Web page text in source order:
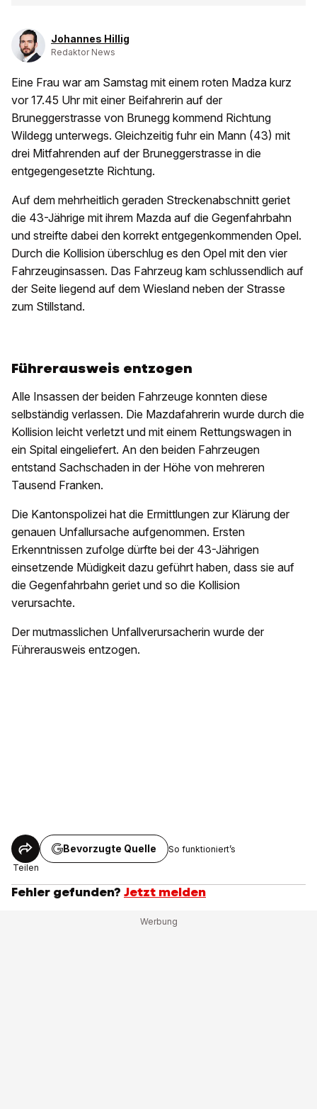
Johannes Hillig
Redaktor News
Eine Frau war am Samstag mit einem roten Madza kurz
vor 17.45 Uhr mit einer Beifahrerin auf der
Bruneggerstrasse von Brunegg kommend Richtung
Wildegg unterwegs. Gleichzeitig fuhr ein Mann (43) mit
drei Mitfahrenden auf der Bruneggerstrasse in die
entgegengesetzte Richtung.
Auf dem mehrheitlich geraden Streckenabschnitt geriet
die 43-Jährige mit ihrem Mazda auf die Gegenfahrbahn
und streifte dabei den korrekt entgegenkommenden Opel.
Durch die Kollision überschlug es den Opel mit den vier
Fahrzeuginsassen. Das Fahrzeug kam schlussendlich auf
der Seite liegend auf dem Wiesland neben der Strasse
zum Stillstand.
Führerausweis entzogen
Alle Insassen der beiden Fahrzeuge konnten diese
selbständig verlassen. Die Mazdafahrerin wurde durch die
Kollision leicht verletzt und mit einem Rettungswagen in
ein Spital eingeliefert. An den beiden Fahrzeugen
entstand Sachschaden in der Höhe von mehreren
Tausend Franken.
Die Kantonspolizei hat die Ermittlungen zur Klärung der
genauen Unfallursache aufgenommen. Ersten
Erkenntnissen zufolge dürfte bei der 43-Jährigen
einsetzende Müdigkeit dazu geführt haben, dass sie auf
die Gegenfahrbahn geriet und so die Kollision
verursachte.
Der mutmasslichen Unfallverursacherin wurde der
Führerausweis entzogen.
Teilen
Bevorzugte Quelle So funktioniert’s
Fehler gefunden? Jetzt melden